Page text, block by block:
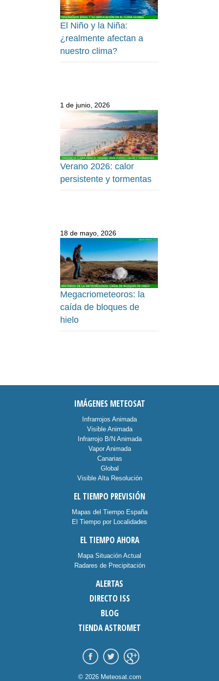
El Niño y la Niña:
¿realmente afectan a
nuestro clima?
1 de junio, 2026
Verano 2026: calor
persistente y tormentas
18 de mayo, 2026
Megacriometeoros: la
caída de bloques de
hielo
IMÁGENES METEOSAT
Infrarrojos Animada
Visible Animada
Infrarrojo B/N Animada
Vapor Animada
Canarias
Global
Visible Alta Resolución
EL TIEMPO PREVISIÓN
Mapas del Tiempo España
El Tiempo por Localidades
EL TIEMPO AHORA
Mapa Situación Actual
Radares de Precipitación
ALERTAS
DIRECTO ISS
BLOG
TIENDA ASTROMET
© 2026 Meteosat.com